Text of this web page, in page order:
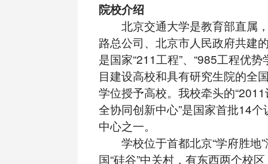
院校介绍
北京交通大学是教育部直属
路总公司、北京市人民政府共建
是国家“211工程”、“985工程优势
目建设高校和具有研究生院的全
学位授予高校。我校牵头的“2011
全协同创新中心”是国家首批14
中心之一。
学校位于首都北京“学府胜地”
国“硅谷”中关村，有东西两个校